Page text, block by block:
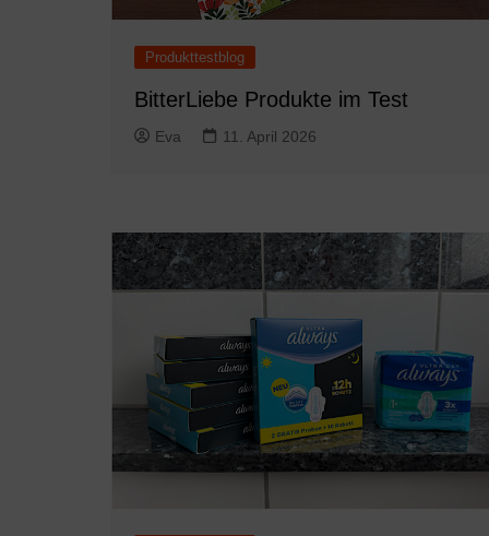
Produkttestblog
BitterLiebe Produkte im Test
Eva 11. April 2026